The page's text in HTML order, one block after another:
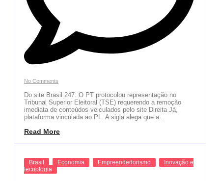
No Comments
Do site Brasil 247: O PT protocolou representação no
Tribunal Superior Eleitoral (TSE) requerendo a remoção
imediata de conteúdos veiculados pelo site Direita Já,
plataforma vinculada ao PL. A sigla alega que a...
Read More
Brasil Economia Empreendedorismo
Inovação e
tecnologia